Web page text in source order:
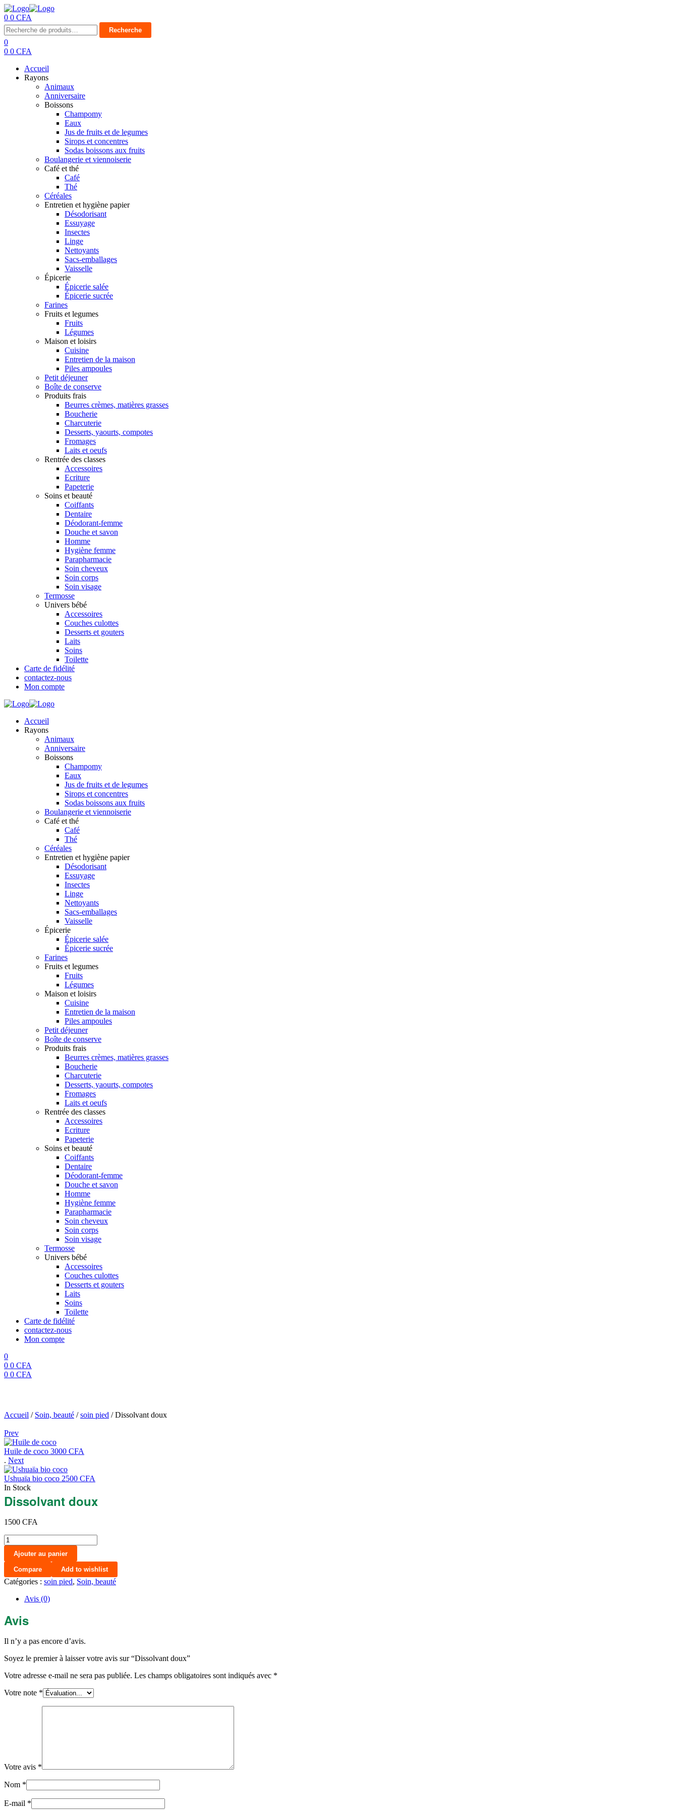
0 0 CFA
Menu
Recherche
pour :
Recherche
0
0 0 CFA
Accueil
Rayons
Animaux
Anniversaire
Boissons
Champomy
Eaux
Jus de fruits et de legumes
Sirops et concentres
Sodas boissons aux fruits
Boulangerie et viennoiserie
Café et thé
Café
Thé
Céréales
Entretien et hygiène papier
Désodorisant
Essuyage
Insectes
Linge
Nettoyants
Sacs-emballages
Vaisselle
Épicerie
Épicerie salée
Épicerie sucrée
Farines
Fruits et legumes
Fruits
Légumes
Maison et loisirs
Cuisine
Entretien de la maison
Piles ampoules
Petit déjeuner
Boîte de conserve
Produits frais
Beurres crèmes, matières grasses
Boucherie
Charcuterie
Desserts, yaourts, compotes
Fromages
Laits et oeufs
Rentrée des classes
Accessoires
Ecriture
Papeterie
Soins et beauté
Coiffants
Dentaire
Déodorant-femme
Douche et savon
Homme
Hygiène femme
Parapharmacie
Soin cheveux
Soin corps
Soin visage
Termosse
Univers bébé
Accessoires
Couches culottes
Desserts et gouters
Laits
Soins
Toilette
Carte de fidélité
contactez-nous
Mon compte
Accueil
Rayons
Animaux
Anniversaire
Boissons
Champomy
Eaux
Jus de fruits et de legumes
Sirops et concentres
Sodas boissons aux fruits
Boulangerie et viennoiserie
Café et thé
Café
Thé
Céréales
Entretien et hygiène papier
Désodorisant
Essuyage
Insectes
Linge
Nettoyants
Sacs-emballages
Vaisselle
Épicerie
Épicerie salée
Épicerie sucrée
Farines
Fruits et legumes
Fruits
Légumes
Maison et loisirs
Cuisine
Entretien de la maison
Piles ampoules
Petit déjeuner
Boîte de conserve
Produits frais
Beurres crèmes, matières grasses
Boucherie
Charcuterie
Desserts, yaourts, compotes
Fromages
Laits et oeufs
Rentrée des classes
Accessoires
Ecriture
Papeterie
Soins et beauté
Coiffants
Dentaire
Déodorant-femme
Douche et savon
Homme
Hygiène femme
Parapharmacie
Soin cheveux
Soin corps
Soin visage
Termosse
Univers bébé
Accessoires
Couches culottes
Desserts et gouters
Laits
Soins
Toilette
Carte de fidélité
contactez-nous
Mon compte
0
0 0 CFA
0 0 CFA
Accueil / Soin, beauté /soin pied /Dissolvant doux
Prev
Huile de coco 3000 CFA
. Next
Ushuaïa bio coco 2500 CFA
In Stock
Dissolvant doux
1500 CFA
quantité
de
Dissolvant
doux
Ajouter au panier
Compare Add to wishlist
Catégories : soin pied, Soin, beauté
Avis (0)
Avis
Il n’y a pas encore d’avis.
Soyez le premier à laisser votre avis sur “Dissolvant doux”
Votre adresse e-mail ne sera pas publiée. Les champs obligatoires sont indiqués avec *
Votre note *
Votre avis *
Nom *
E-mail *